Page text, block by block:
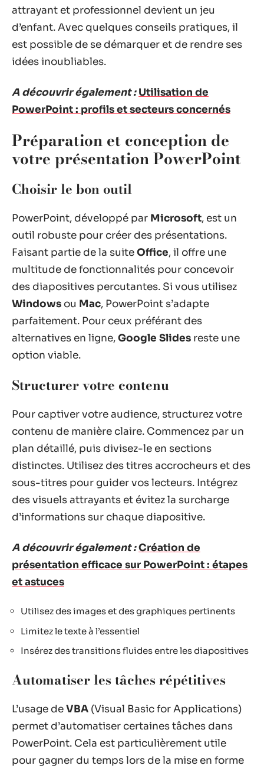
attrayant et professionnel devient un jeu
d’enfant. Avec quelques conseils pratiques, il
est possible de se démarquer et de rendre ses
idées inoubliables.
A découvrir également : Utilisation de
PowerPoint : profils et secteurs concernés
Préparation et conception de
votre présentation PowerPoint
Choisir le bon outil
PowerPoint, développé par Microsoft, est un
outil robuste pour créer des présentations.
Faisant partie de la suiteOffice, il offre une
multitude de fonctionnalités pour concevoir
des diapositives percutantes. Si vous utilisez
Windows ou Mac, PowerPoint s’adapte
parfaitement. Pour ceux préférant des
alternatives en ligne,Google Slides reste une
option viable.
Structurer votre contenu
Pour captiver votre audience, structurez votre
contenu de manière claire. Commencez par un
plan détaillé, puis divisez-le en sections
distinctes. Utilisez des titres accrocheurs et des
sous-titres pour guider vos lecteurs. Intégrez
des visuels attrayants et évitez la surcharge
d’informations sur chaque diapositive.
A découvrir également :Création de
présentation efficace sur PowerPoint : étapes
et astuces
Utilisez des images et des graphiques pertinents
Limitez le texte à l’essentiel
Insérez des transitions fluides entre les diapositives
Automatiser les tâches répétitives
L’usage deVBA (Visual Basic for Applications)
permet d’automatiser certaines tâches dans
PowerPoint. Cela est particulièrement utile
pour gagner du temps lors de la mise en forme